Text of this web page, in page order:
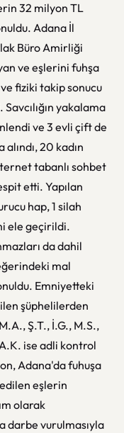
32 milyon TL
Adana İl
Büro Amirliği
ve eşlerini fuhşa
fiziki takip sonucu
yakalama
ve 3 evli çift de
20 kadın
tabanlı sohbet
etti. Yapılan
hap, 1 silah
ele geçirildi.
da dahil
mal
Emniyetteki
şüphelilerden
Ş.T., İ.G., M.S.,
ise adli kontrol
Adana'da fuhuşa
eşlerin
olarak
darbe vurulmasıyla